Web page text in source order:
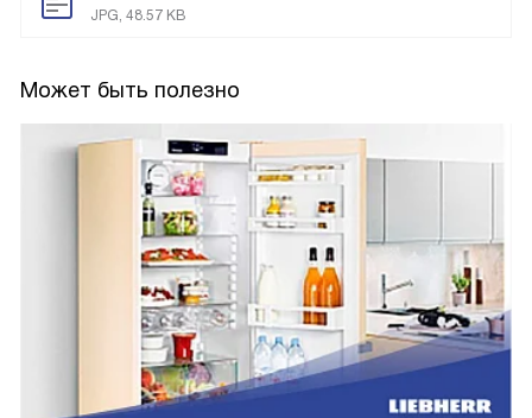
JPG, 48.57 KB
Может быть полезно